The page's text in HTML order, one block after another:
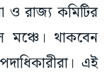
ও রাজ্য কমিটির
মঞ্চে। থাকবেন
এই